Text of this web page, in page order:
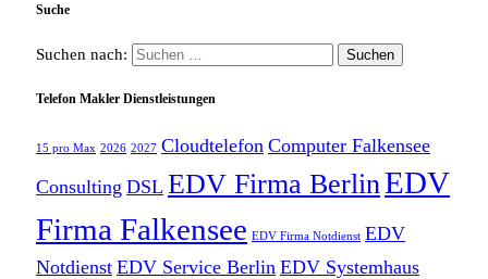
Suche
Suchen nach:
Telefon Makler Dienstleistungen
15 pro Max 2026 2027 Cloudtelefon Computer Falkensee
Consulting DSL EDV Firma BerlinEDV
Firma Falkensee EDV Firma Notdienst EDV
Notdienst EDV Service Berlin EDV Systemhaus